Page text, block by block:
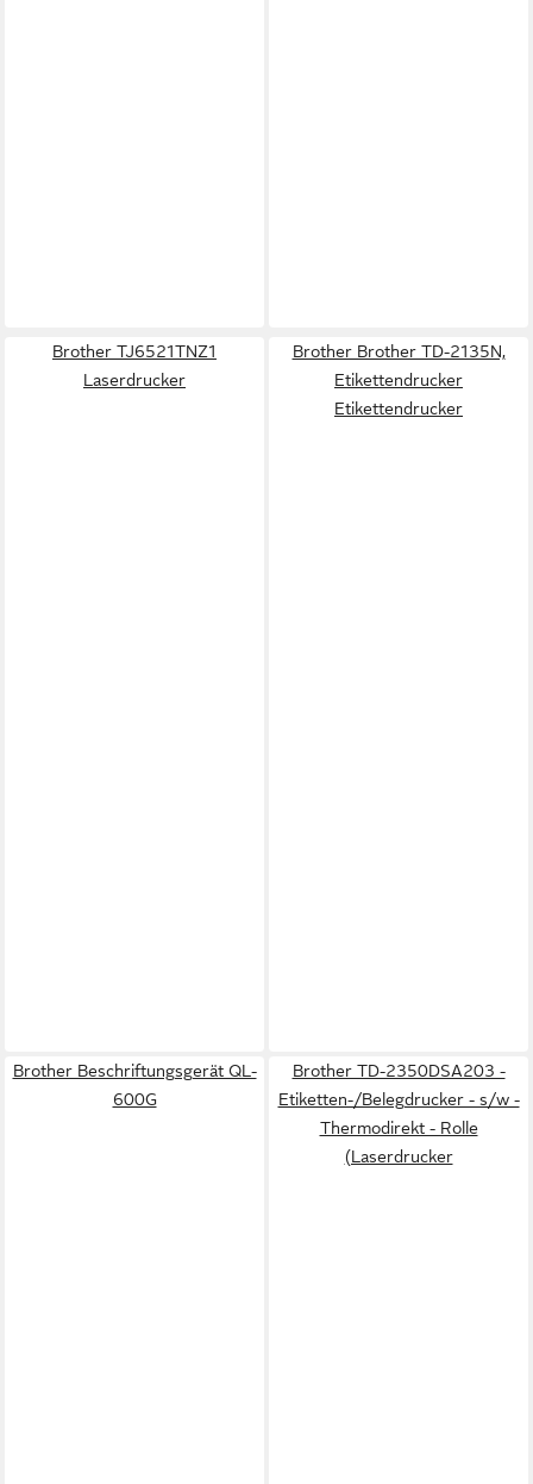
Brother TJ6521TNZ1
Laserdrucker
Brother Brother TD-2135N,
Etikettendrucker
Etikettendrucker
Brother Beschriftungsgerät QL-
600G
Brother TD-2350DSA203 -
Etiketten-/Belegdrucker - s/w -
Thermodirekt - Rolle
(Laserdrucker